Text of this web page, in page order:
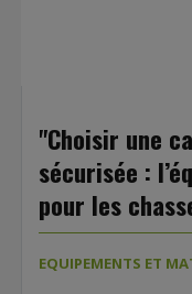
"Choisir une
sécurisée :
pour les
EQUIPEMENTS ET